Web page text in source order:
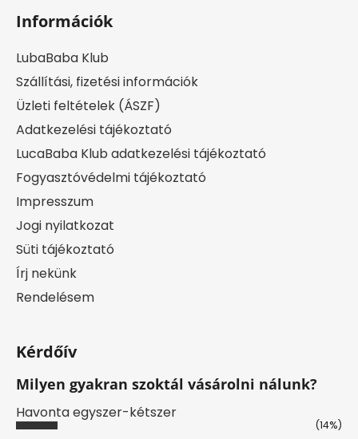
Információk
LubaBaba Klub
Szállítási, fizetési információk
Üzleti feltételek (ÁSZF)
Adatkezelési tájékoztató
LucaBaba Klub adatkezelési tájékoztató
Fogyasztóvédelmi tájékoztató
Impresszum
Jogi nyilatkozat
Süti tájékoztató
Írj nekünk
Rendelésem
Kérdőív
Milyen gyakran szoktál vásárolni nálunk?
Havonta egyszer-kétszer
(14%)